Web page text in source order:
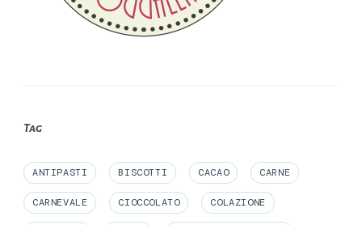
Tag
ANTIPASTI BISCOTTI CACAO CARNE
CARNEVALE CIOCCOLATO COLAZIONE